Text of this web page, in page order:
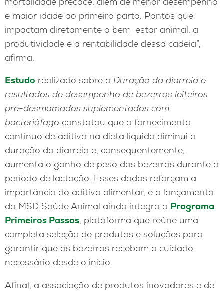
e maior idade ao primeiro parto. Pontos que
impactam diretamente o bem-estar animal, a
produtividade e a rentabilidade dessa cadeia”,
afirma.
Estudo realizado sobre a Duração da diarreia e
resultados de desempenho de bezerros leiteiros
pré-desmamados suplementados com
bacteriófago constatou que o fornecimento
contínuo de aditivo na dieta líquida diminui a
duração da diarreia e, consequentemente,
aumenta o ganho de peso das bezerras durante o
período de lactação. Esses dados reforçam a
importância do aditivo alimentar, e o lançamento
da MSD Saúde Animal ainda integra o Programa
Primeiros Passos, plataforma que reúne uma
completa seleção de produtos e soluções para
garantir que as bezerras recebam o cuidado
necessário desde o início.
Afinal, a associação de produtos inovadores e de